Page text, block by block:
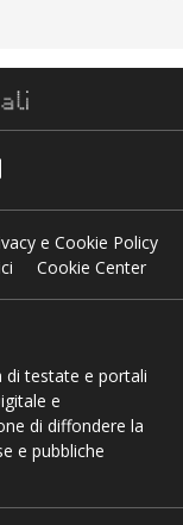
e Cookie Policy
Cookie Center
di testate e portali
e
di diffondere la
e pubbliche